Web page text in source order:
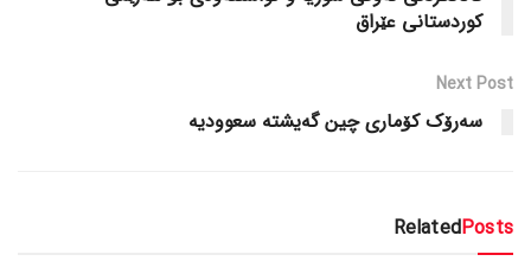
کوردستانی عێراق
Next Post
سەرۆک کۆماری چین گەیشتە سعوودیە
RelatedPosts